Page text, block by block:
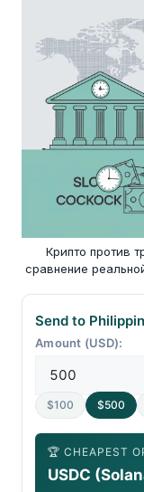
Крипто против
сравнение
Send to
Amount (USD):
$100 $500
🏆 CHEAPEST
USDC